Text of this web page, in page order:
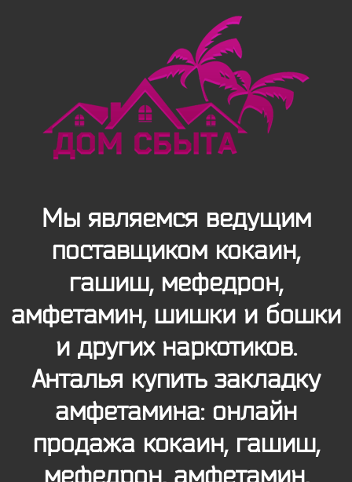
Мы являемся ведущим
поставщиком кокаин,
гашиш, мефедрон,
амфетамин, шишки и бошки
и других наркотиков.
Анталья купить закладку
амфетамина: онлайн
продажа кокаин, гашиш,